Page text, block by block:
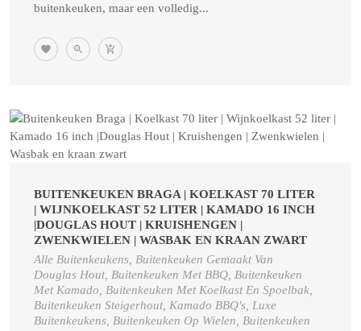
buitenkeuken, maar een volledig...
BUITENKEUKEN BRAGA | KOELKAST 70 LITER
| WIJNKOELKAST 52 LITER | KAMADO 16 INCH
|DOUGLAS HOUT | KRUISHENGEN |
ZWENKWIELEN | WASBAK EN KRAAN ZWART
Alle Buitenkeukens, Buitenkeuken Gemaakt Van
Douglas Hout, Buitenkeuken Met BBQ, Buitenkeuken
Met Kamado, Buitenkeuken Met Koelkast En Spoelbak,
Buitenkeuken Steigerhout, Kamado BBQ's, Luxe
Buitenkeukens, Buitenkeuken Op Wielen, Buitenkeuken